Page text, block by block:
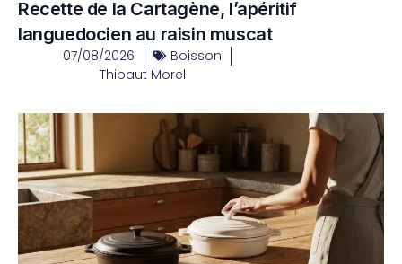
Recette de la Cartagène, l’apéritif
languedocien au raisin muscat
07/08/2026
Boisson
Thibaut Morel